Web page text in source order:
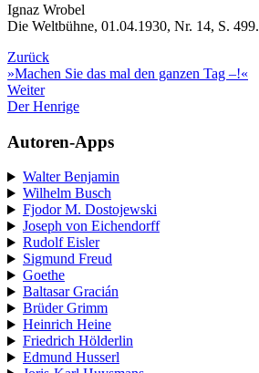
Ignaz Wrobel
Die Weltbühne, 01.04.1930, Nr. 14, S. 499.
Zurück
»Machen Sie das mal den ganzen Tag –!«
Weiter
Der Henrige
Autoren-Apps
Walter Benjamin
Wilhelm Busch
Fjodor M. Dostojewski
Joseph von Eichendorff
Rudolf Eisler
Sigmund Freud
Goethe
Baltasar Gracián
Brüder Grimm
Heinrich Heine
Friedrich Hölderlin
Edmund Husserl